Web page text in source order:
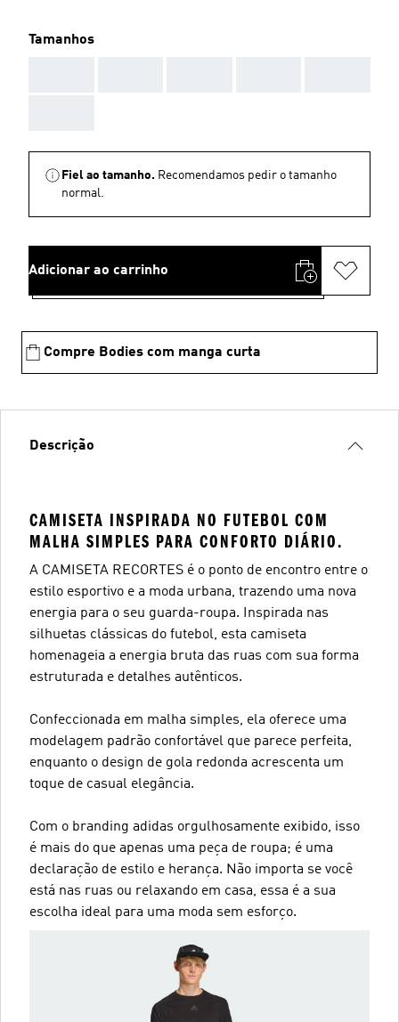
Tamanhos
Fiel ao tamanho. Recomendamos pedir o tamanho
normal.
Adicionar ao carrinho
Compre Bodies com manga curta
Descrição
CAMISETA INSPIRADA NO FUTEBOL COM
MALHA SIMPLES PARA CONFORTO DIÁRIO.
A CAMISETA RECORTES é o ponto de encontro entre o
estilo esportivo e a moda urbana, trazendo uma nova
energia para o seu guarda-roupa. Inspirada nas
silhuetas clássicas do futebol, esta camiseta
homenageia a energia bruta das ruas com sua forma
estruturada e detalhes autênticos.
Confeccionada em malha simples, ela oferece uma
modelagem padrão confortável que parece perfeita,
enquanto o design de gola redonda acrescenta um
toque de casual elegância.
Com o branding adidas orgulhosamente exibido, isso
é mais do que apenas uma peça de roupa; é uma
declaração de estilo e herança. Não importa se você
está nas ruas ou relaxando em casa, essa é a sua
escolha ideal para uma moda sem esforço.